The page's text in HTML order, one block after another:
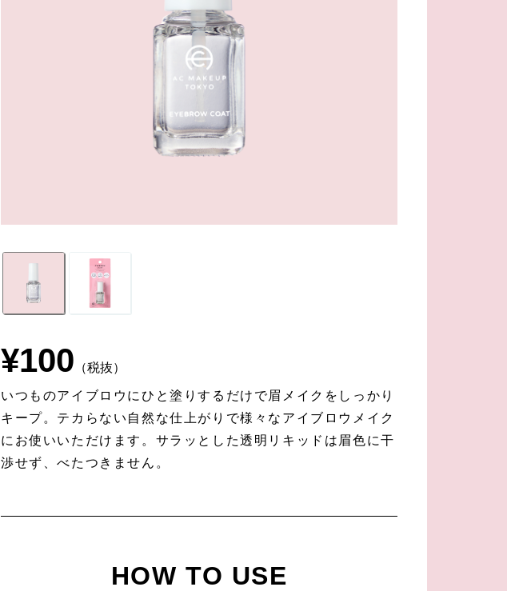
¥100 （税抜）
いつものアイブロウにひと塗りするだけで眉メイクをしっかり
キープ。テカらない自然な仕上がりで様々なアイブロウメイク
にお使いいただけます。サラッとした透明リキッドは眉色に干
渉せず、べたつきません。
HOW TO USE